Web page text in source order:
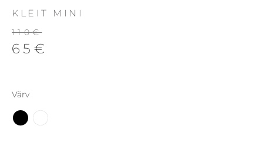
KLEIT MINI
110€
65 €
Värv